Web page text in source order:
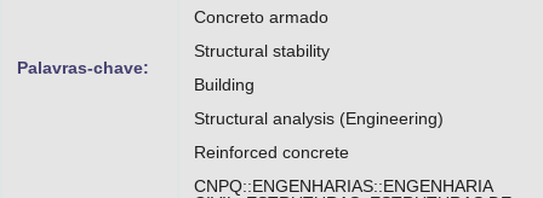
Palavras-chave:
Concreto armado
Structural stability
Building
Structural analysis (Engineering)
Reinforced concrete
CNPQ::ENGENHARIAS::ENGENHARIA